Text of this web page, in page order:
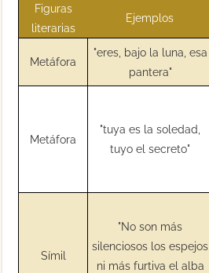
Figuras
literarias
Ejemplos
Metáfora
"eres, bajo la luna, esa
pantera"
Metáfora
"tuya es la soledad,
tuyo el secreto"
Símil
"No son más
silenciosos los espejos
ni más furtiva el alba